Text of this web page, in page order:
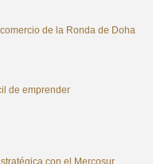
de la Ronda de Doha
de emprender
con el Mercosur